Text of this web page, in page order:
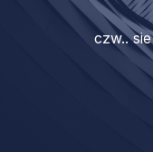
czw..